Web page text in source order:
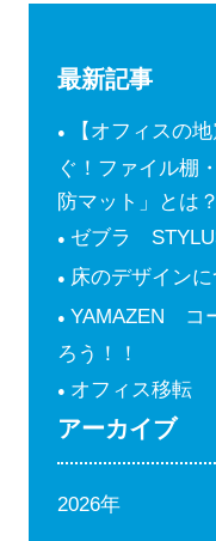
最新記事
【オフィスの
ぐ！ファイル棚
防マット」とは？
ゼブラ
床のデザイン
YAMAZEN コ
ろう！！
オフィス移転
アーカイブ
2026年